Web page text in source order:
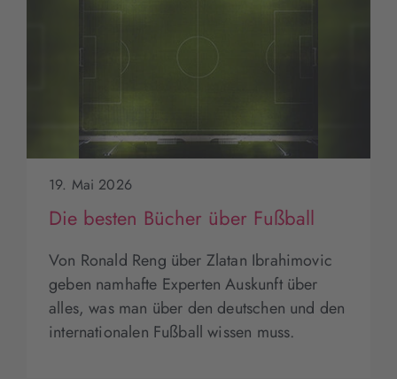
19. Mai 2026
Die besten Bücher über Fußball
Von Ronald Reng über Zlatan Ibrahimovic
geben namhafte Experten Auskunft über
alles, was man über den deutschen und den
internationalen Fußball wissen muss.